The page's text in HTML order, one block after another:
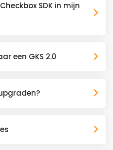
SDK in mijn
een GKS 2.0